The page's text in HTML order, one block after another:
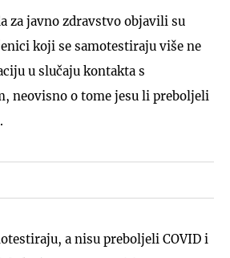
za javno zdravstvo objavili su
koji se samotestiraju više ne
u slučaju kontakta s
neovisno o tome jesu li preboljeli
a nisu preboljeli COVID i